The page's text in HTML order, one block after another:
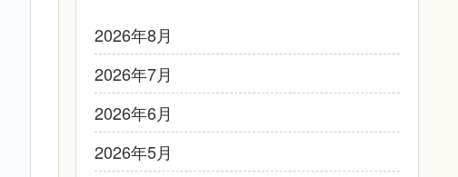
2026年8月
2026年7月
2026年6月
2026年5月